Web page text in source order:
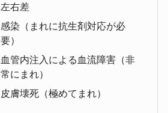
左右差
感染（まれに抗生剤対応が必
要）
血管内注入による血流障害（非
常にまれ）
皮膚壊死（極めてまれ）